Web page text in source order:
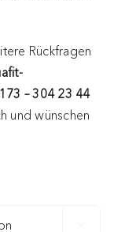
Rückfragen
– 304 23 44
und wünschen